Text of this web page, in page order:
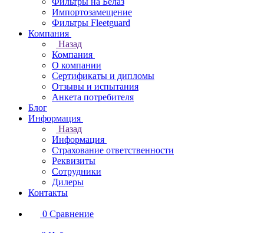
Импортозамещение
Фильтры Fleetguard
Компания
Назад
Компания
О компании
Сертификаты и дипломы
Отзывы и испытания
Анкета потребителя
Блог
Информация
Назад
Информация
Страхование ответственности
Реквизиты
Сотрудники
Дилеры
Контакты
0 Сравнение